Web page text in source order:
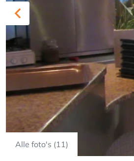
Alle foto's (11)
Previous